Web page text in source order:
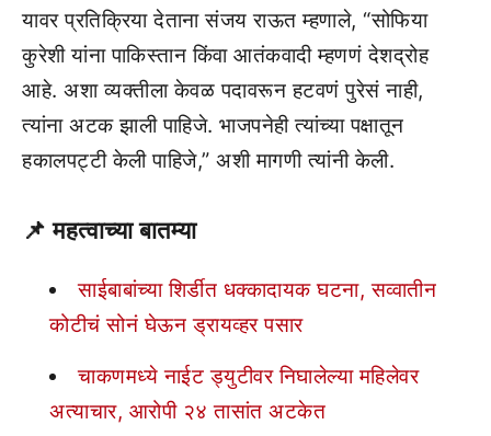
यावर प्रतिक्रिया देताना संजय राऊत म्हणाले, “सोफिया
कुरेशी यांना पाकिस्तान किंवा आतंकवादी म्हणणं देशद्रोह
आहे. अशा व्यक्तीला केवळ पदावरून हटवणं पुरेसं नाही,
त्यांना अटक झाली पाहिजे. भाजपनेही त्यांच्या पक्षातून
हकालपट्टी केली पाहिजे,” अशी मागणी त्यांनी केली.
📌 महत्वाच्या बातम्या
साईबाबांच्या शिर्डीत धक्कादायक घटना, सव्वातीन
कोटीचं सोनं घेऊन ड्रायव्हर पसार
चाकणमध्ये नाईट ड्युटीवर निघालेल्या महिलेवर
अत्याचार, आरोपी २४ तासांत अटकेत